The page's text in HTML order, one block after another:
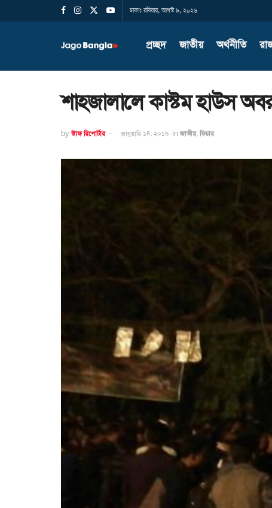
ঢাকাঃ রবিবার, আগস্ট ৯, ২০২৬
প্রচ্ছদ জাতীয় অর্থনীতি
শাহজালালে কাস্টম হাউস
by স্টাফ রিপোর্টার জানুয়ারি ১৪, ২০১৯ in জাতীয়,ফিচার